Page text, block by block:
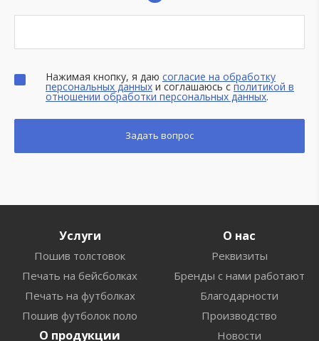
Нажимая кнопку, я даю согласие на обработку
персональных данных и соглашаюсь с политикой в
отношении обработки персональных данных.
Услуги
Пошив толстовок
Печать на бейсболках
Печать на футболках
Пошив футболок поло
О продукции
О нас
Реквизиты
Бренды с нами работают
Благодарности
Производство
Новости